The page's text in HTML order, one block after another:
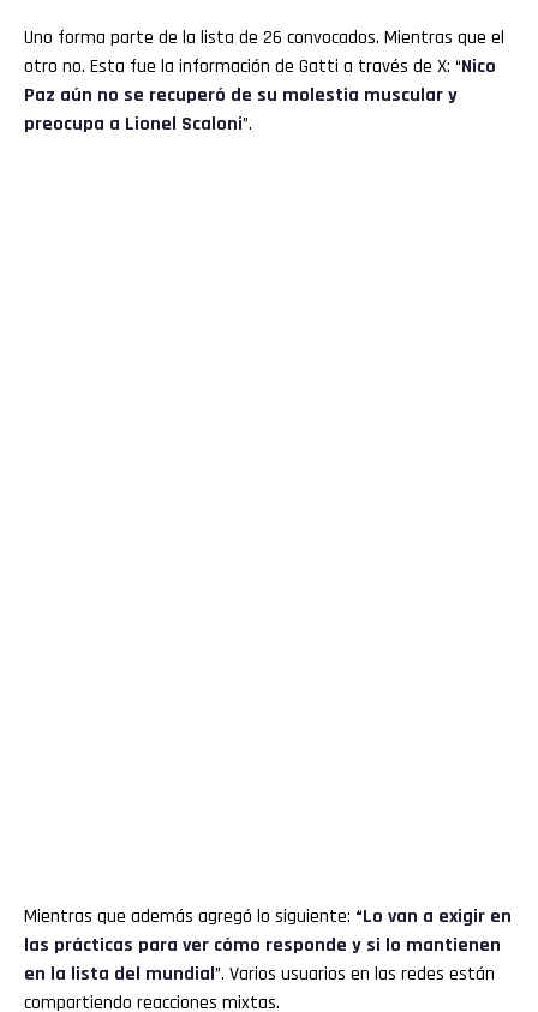
Uno forma parte de la lista de 26 convocados. Mientras que el
otro no. Esta fue la información de Gatti a través de X: “Nico
Paz aún no se recuperó de su molestia muscular y
preocupa a Lionel Scaloni”.
Mientras que además agregó lo siguiente: “Lo van a exigir en
las prácticas para ver cómo responde y si lo mantienen
en la lista del mundial”. Varios usuarios en las redes están
compartiendo reacciones mixtas.